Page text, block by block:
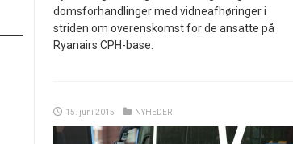
domsforhandlinger med vidneafhøringer i
striden om overenskomst for de ansatte på
Ryanairs CPH-base.
15. juni 2015 NYHEDER